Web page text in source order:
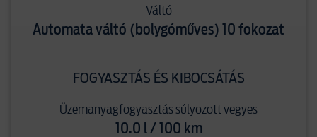
Váltó
Automata váltó (bolygóműves) 10 fokozat
FOGYASZTÁS ÉS KIBOCSÁTÁS
Üzemanyagfogyasztás súlyozott vegyes
10.0 l / 100 km